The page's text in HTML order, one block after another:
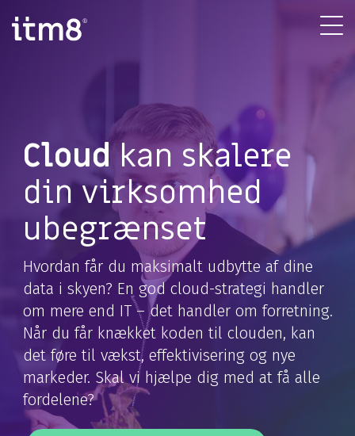
direkte
Cloudkan skalere
din virksomhed
ubegrænset
Hvordan får du maksimalt udbytte af dine
data i skyen? En god cloud-strategi handler
om mere end IT – det handler om forretning.
Når du får knækket koden til clouden, kan
det føre til vækst, effektivisering og nye
markeder. Skal vi hjælpe dig med at få alle
fordelene?